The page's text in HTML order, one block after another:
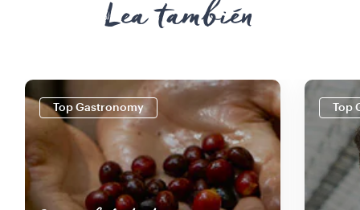
Lea también
Top Gastronomy Top